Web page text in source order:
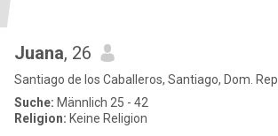
Juana, 26
Santiago de los Caballeros, Santiago, Dom. Rep.
Suche: Männlich 25 - 42
Religion: Keine Religion